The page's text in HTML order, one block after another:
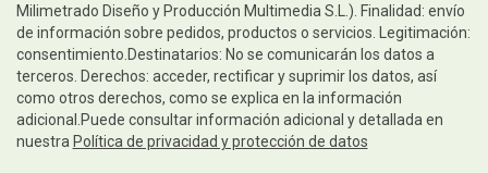
Milimetrado Diseño y Producción Multimedia S.L.). Finalidad: envío
de información sobre pedidos, productos o servicios. Legitimación:
consentimiento.Destinatarios: No se comunicarán los datos a
terceros. Derechos: acceder, rectificar y suprimir los datos, así
como otros derechos, como se explica en la información
adicional.Puede consultar información adicional y detallada en
nuestra Política de privacidad y protección de datos